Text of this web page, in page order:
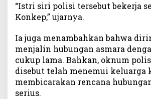
“Istri siri polisi tersebut bekerja
Konkep,” ujarnya.
Ia juga menambahkan bahwa
menjalin hubungan asmara
cukup lama. Bahkan, oknum
disebut telah menemui keluarga
membicarakan rencana
serius.